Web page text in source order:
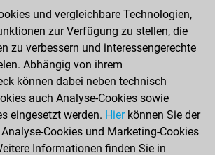
You achieved a
new Elo of 1622
Dienstag,
November 7, 2023
You created
your Fritz account
und vergleichbare Technologien,
zur Verfügung zu stellen, die
zu verbessern und interessengerechte
Abhängig von ihrem
können dabei neben technisch
auch Analyse-Cookies sowie
eingesetzt werden. Hierkönnen Sie der
Cookies und Marketing-Cookies
Informationen finden Sie in